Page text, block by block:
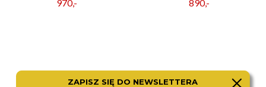
970,- 890,-
ZAPISZ SIĘ DO NEWSLETTERA